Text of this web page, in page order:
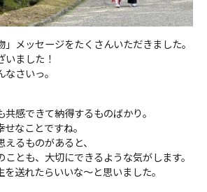
メッセージをたくさんいただきました。
ました！
さいっ。
感できて納得するものばかり。
せなことですね。
るものがあると、
とも、大切にできるような気がします。
送れたらいいな〜と思いました。